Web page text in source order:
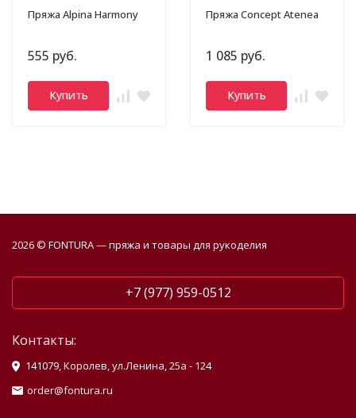
Пряжа Alpina Harmony
555 руб.
Купить
Пряжа Concept Atenea
1 085 руб.
Купить
2026 © FONTURA — пряжа и товары для рукоделия
+7 (977) 959-0512
Контакты:
141079, Королев, ул.Ленина, 25а - 124
order@fontura.ru